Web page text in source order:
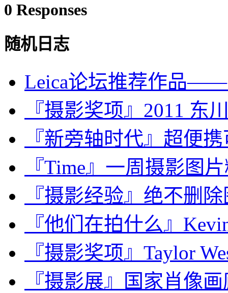
0 Responses
随机日志
Leica论坛推荐作品
『摄影奖项』2011 东
『新旁轴时代』超便
『Time』一周摄影图
『摄影经验』绝不删
『他们在拍什么』
『摄影奖项』Taylor
『摄影展』国家肖像